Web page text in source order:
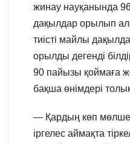
жинау науқанында
дақылдар орылып
тиісті майлы
орылды дегенді
90 пайызы қоймаға
бақша өнімдері
— Қардың көп
іргелес аймақта